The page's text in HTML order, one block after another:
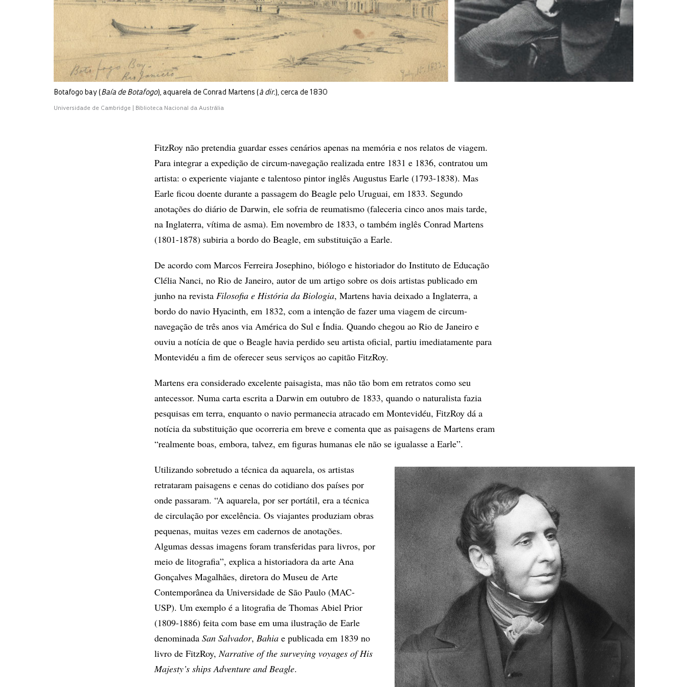
Botafogo bay ( Baía de Botafogo), aquarela de Conrad Martens ( à dir.), cerca de 1830
Universidade de Cambridge | Biblioteca Nacional da Austrália
FitzRoy não pretendia guardar esses cenários apenas na memória e nos relatos de viagem.
Para integrar a expedição de circum-navegação realizada entre 1831 e 1836, contratou um
artista: o experiente viajante e talentoso pintor inglês Augustus Earle (1793-1838). Mas
Earle ficou doente durante a passagem do Beagle pelo Uruguai, em 1833. Segundo
anotações do diário de Darwin, ele sofria de reumatismo (faleceria cinco anos mais tarde,
na Inglaterra, vítima de asma). Em novembro de 1833, o também inglês Conrad Martens
(1801-1878) subiria a bordo do Beagle, em substituição a Earle.
De acordo com Marcos Ferreira Josephino, biólogo e historiador do Instituto de Educação
Clélia Nanci, no Rio de Janeiro, autor de um artigo sobre os dois artistas publicado em
junho na revista Filosofia e História da Biologia, Martens havia deixado a Inglaterra, a
bordo do navio Hyacinth, em 1832, com a intenção de fazer uma viagem de circum-
navegação de três anos via América do Sul e Índia. Quando chegou ao Rio de Janeiro e
ouviu a notícia de que o Beagle havia perdido seu artista oficial, partiu imediatamente para
Montevidéu a fim de oferecer seus serviços ao capitão FitzRoy.
Martens era considerado excelente paisagista, mas não tão bom em retratos como seu
antecessor. Numa carta escrita a Darwin em outubro de 1833, quando o naturalista fazia
pesquisas em terra, enquanto o navio permanecia atracado em Montevidéu, FitzRoy dá a
notícia da substituição que ocorreria em breve e comenta que as paisagens de Martens eram
“realmente boas, embora, talvez, em figuras humanas ele não se igualasse a Earle”.
Utilizando sobretudo a técnica da aquarela, os artistas
retrataram paisagens e cenas do cotidiano dos países por
onde passaram. “A aquarela, por ser portátil, era a técnica
de circulação por excelência. Os viajantes produziam obras
pequenas, muitas vezes em cadernos de anotações.
Algumas dessas imagens foram transferidas para livros, por
meio de litografia”, explica a historiadora da arte Ana
Gonçalves Magalhães, diretora do Museu de Arte
Contemporânea da Universidade de São Paulo (MAC-
USP). Um exemplo é a litografia de Thomas Abiel Prior
(1809-1886) feita com base em uma ilustração de Earle
denominada San Salvador, Bahia e publicada em 1839 no
livro de FitzRoy,Narrative of the surveying voyages of His
Majesty’s ships Adventure and Beagle.